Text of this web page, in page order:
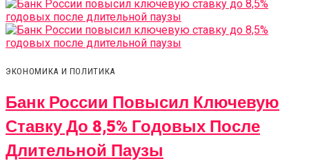
ЭКОНОМИКА И ПОЛИТИКА
Банк России Повысил Ключевую
Ставку До 8,5% Годовых После
Длительной Паузы